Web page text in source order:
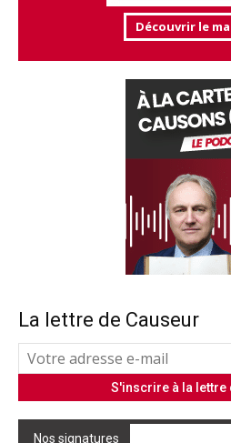
Découvrir le
La lettre de Causeur
Nos signatures